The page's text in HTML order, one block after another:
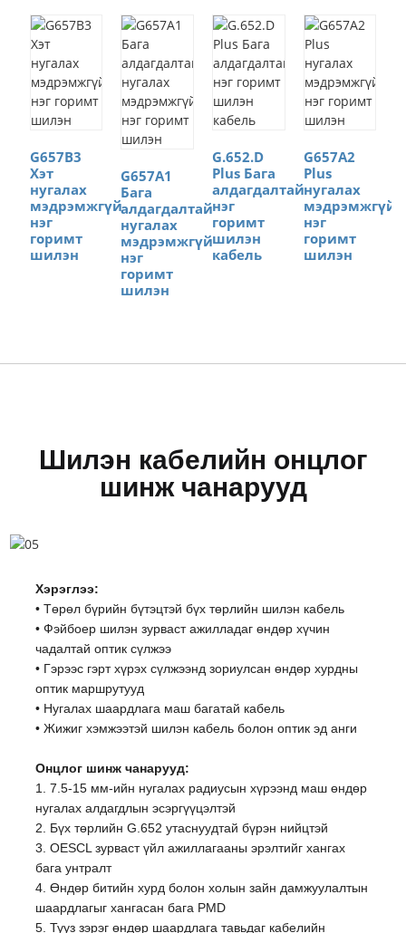
G657B3
Хэт
нугалах
мэдрэмжгүй
нэг
горимт
шилэн
G657A1
Бага
алдагдалтай
нугалах
мэдрэмжгүй
нэг
горимт
шилэн
G.652.D
Plus Бага
алдагдалтай
нэг
горимт
шилэн
кабель
G657A2
Plus
нугалах
мэдрэмжгүй
нэг
горимт
шилэн
Шилэн кабелийн онцлог
шинж чанарууд
Хэрэглээ:
• Төрөл бүрийн бүтэцтэй бүх төрлийн шилэн кабель
• Фэйбоер шилэн зурваст ажилладаг өндөр хүчин
чадалтай оптик сүлжээ
• Гэрээс гэрт хүрэх сүлжээнд зориулсан өндөр хурдны
оптик маршрутууд
• Нугалах шаардлага маш багатай кабель
• Жижиг хэмжээтэй шилэн кабель болон оптик эд анги
Онцлог шинж чанарууд:
1. 7.5-15 мм-ийн нугалах радиусын хүрээнд маш өндөр
нугалах алдагдлын эсэргүүцэлтэй
2. Бүх төрлийн G.652 утаснуудтай бүрэн нийцтэй
3. OESCL зурваст үйл ажиллагааны эрэлтийг хангах
бага унтралт
4. Өндөр битийн хурд болон холын зайн дамжуулалтын
шаардлагыг хангасан бага PMD
5. Тууз зэрэг өндөр шаардлага тавьдаг кабелийн